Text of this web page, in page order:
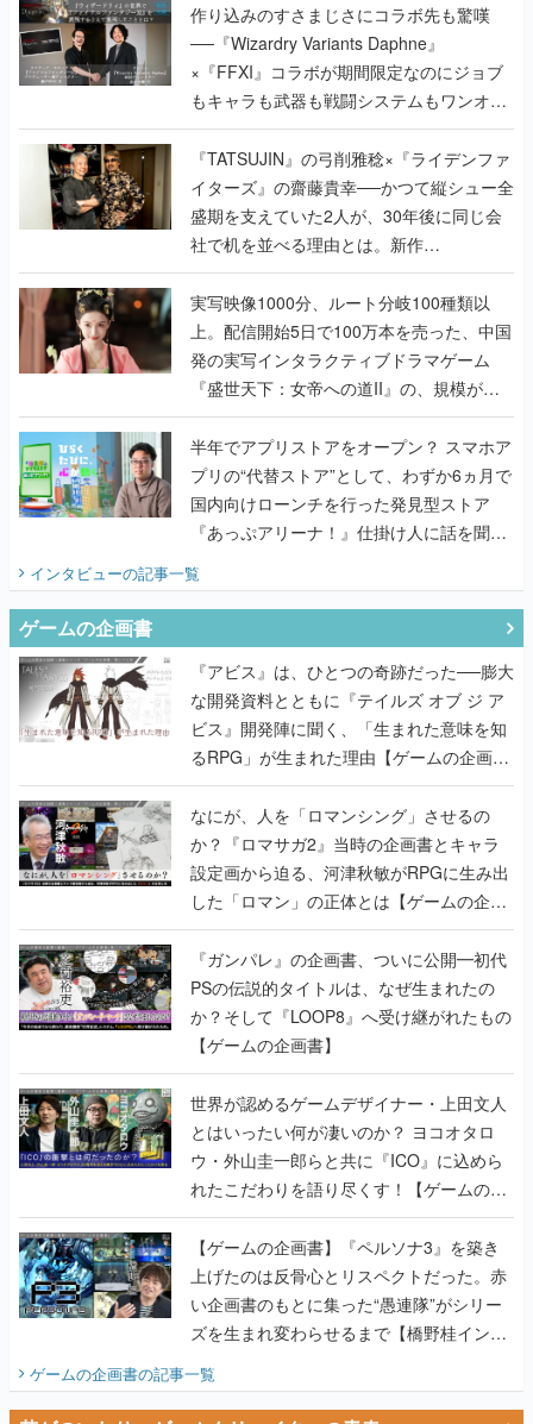
作り込みのすさまじさにコラボ先も驚嘆
──『Wizardry Variants Daphne』
×『FFXI』コラボが期間限定なのにジョブ
もキャラも武器も戦闘システムもワンオフ
で作り込まれた理由を両ディレクターに聞
く
『TATSUJIN』の弓削雅稔×『ライデンファ
イターズ』の齋藤貴幸──かつて縦シュー全
盛期を支えていた2人が、30年後に同じ会
社で机を並べる理由とは。新作
『TATSUJIN EXTREME』で初タッグを組
んだレジェンド2人に訊く開発秘話
実写映像1000分、ルート分岐100種類以
上。配信開始5日で100万本を売った、中国
発の実写インタラクティブドラマゲーム
『盛世天下：女帝への道II』の、規模が違
うこだわりをプロデューサーに聞いた
半年でアプリストアをオープン？ スマホア
プリの“代替ストア”として、わずか6ヵ月で
国内向けローンチを行った発見型ストア
『あっぷアリーナ！』仕掛け人に話を聞い
てみた
インタビューの記事一覧
ゲームの企画書
『アビス』は、ひとつの奇跡だった──膨大
な開発資料とともに『テイルズ オブ ジ ア
ビス』開発陣に聞く、「生まれた意味を知
るRPG」が生まれた理由【ゲームの企画
書】
なにが、人を「ロマンシング」させるの
か？『ロマサガ2』当時の企画書とキャラ
設定画から迫る、河津秋敏がRPGに生み出
した「ロマン」の正体とは【ゲームの企画
書】
『ガンパレ』の企画書、ついに公開━初代
PSの伝説的タイトルは、なぜ生まれたの
か？そして『LOOP8』へ受け継がれたもの
【ゲームの企画書】
世界が認めるゲームデザイナー・上田文人
とはいったい何が凄いのか？ ヨコオタロ
ウ・外山圭一郎らと共に『ICO』に込めら
れたこだわりを語り尽くす！【ゲームの企
画書】
【ゲームの企画書】『ペルソナ3』を築き
上げたのは反骨心とリスペクトだった。赤
い企画書のもとに集った“愚連隊”がシリー
ズを生まれ変わらせるまで【橋野桂インタ
ビュー】
ゲームの企画書の記事一覧